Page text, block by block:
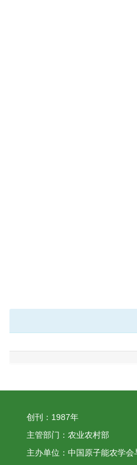
创刊：1987年
主管部门：农业农村部
主办单位：中国原子能农学